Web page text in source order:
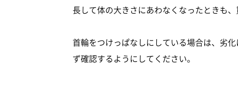
長して体の大きさにあわなくなったときも、
首輪をつけっぱなしにしている場合は、劣
ず確認するようにしてください。